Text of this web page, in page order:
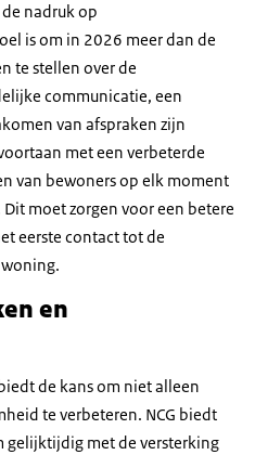
nadruk op
is om in 2026 meer dan de
te stellen over de
communicatie, een
van afspraken zijn
met een verbeterde
van bewoners op elk moment
moet zorgen voor een betere
eerste contact tot de
en
de kans om niet alleen
te verbeteren. NCG biedt
gelijktijdig met de versterking